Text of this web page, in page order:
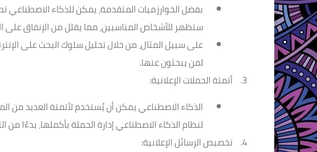
بفضل الخوارزميات المتقدمة، يمكن للذكاء الاصطناعي
ستظهر للأشخاص المناسبين، مما يقلل من الإنفاق على
على سبيل المثال، من خلال تحليل سلوك البحث على
لمن يبحثون عنها.
أتمتة الحملات الإعلانية:
الذكاء الاصطناعي يمكن أن يُستخدم لأتمتة العديد من
لنظام الذكاء الاصطناعي إدارة الحملة بأكملها، بدءًا من
تخصيص الرسائل الإعلانية: